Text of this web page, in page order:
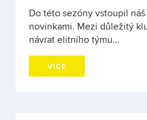
Do této sezóny vstoupil
novinkami. Mezi důležitý
návrat elitního týmu…
VÍCE